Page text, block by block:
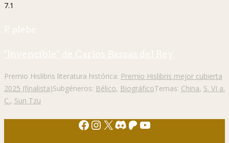
7.1
P. plebe
"Invencible" de Carlos Bassas del Rey
Premio Hislibris literatura histórica: Premio Hislibris mejor cubierta
2025 (finalista)Subgéneros: Bélico, BiográficoTemas: China, S. VI a.
C., Sun Tzu
Facebook
Instagram
X Discord
Patreon
YouTube